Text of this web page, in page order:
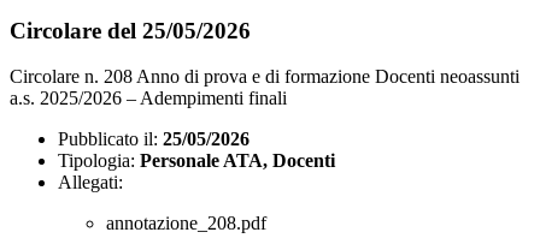
Circolare del 25/05/2026
Circolare n. 208 Anno di prova e di formazione Docenti neoassunti
a.s. 2025/2026 – Adempimenti finali
Pubblicato il: 25/05/2026
Tipologia: Personale ATA, Docenti
Allegati:
annotazione_208.pdf